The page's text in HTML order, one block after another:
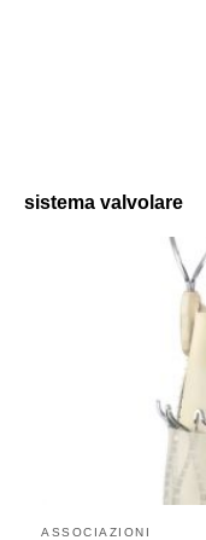
sistema valvolare
ASSOCIAZIONI